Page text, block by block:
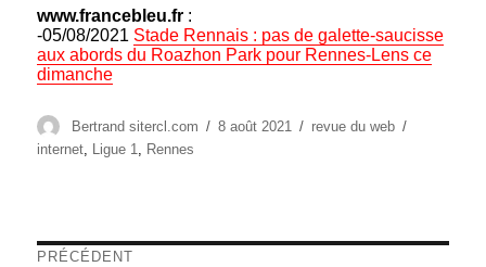
www.francebleu.fr :
-05/08/2021 Stade Rennais : pas de galette-saucisse
aux abords du Roazhon Park pour Rennes-Lens ce
dimanche
Auteur
Bertrand sitercl.com
Publié
8 août 2021 Catégories
revue du web
internet, Ligue 1, Rennes
Navigation
PRÉCÉDENT